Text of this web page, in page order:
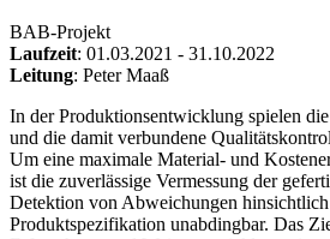
BAB-Projekt
Laufzeit: 01.03.2021 - 31.10.2022
Leitung: Peter Maaß
In der Produktionsentwicklung spielen
und die damit verbundene
Um eine maximale Material- und
ist die zuverlässige Vermessung der
Detektion von Abweichungen hinsichtlich
Produktspezifikation unabdingbar. Das